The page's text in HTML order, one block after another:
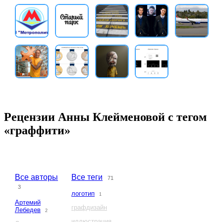
Рецензии Анны Клейменовой с тегом
«граффити»
Все авторы
3
Артемий
Лебедев
2
Все теги 71
логотип 1
графдизайн